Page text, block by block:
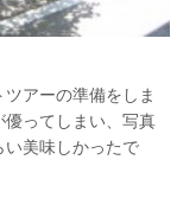
アーの準備をしま
優ってしまい、写真
い美味しかったで